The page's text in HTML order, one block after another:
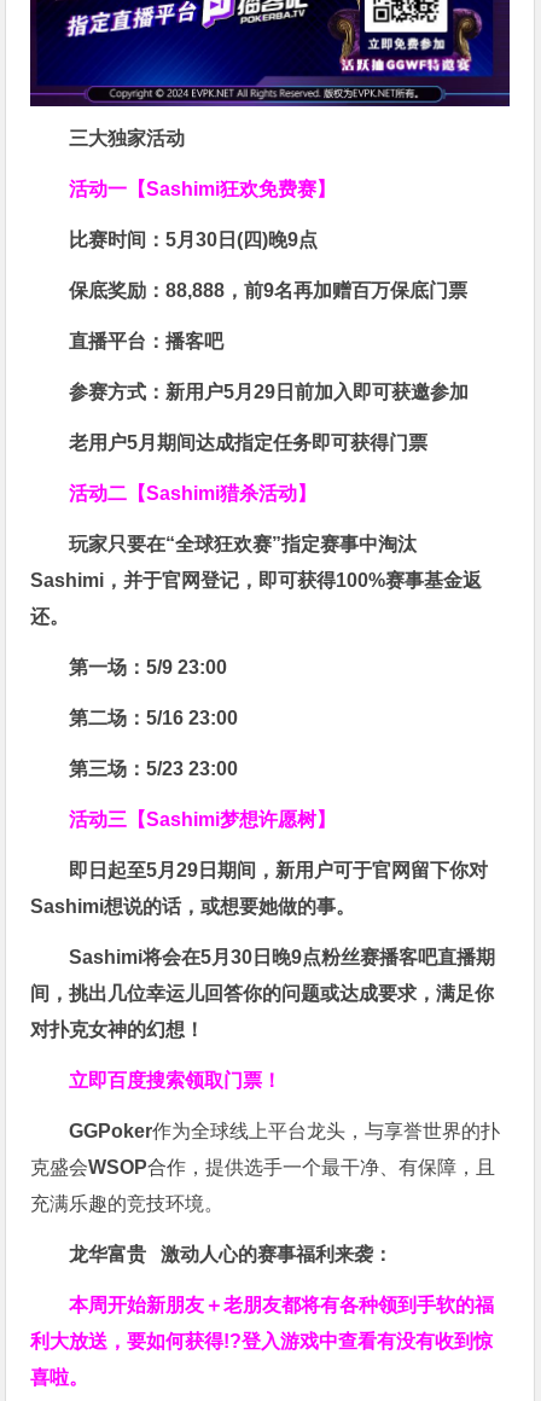
三大独家活动
活动一【Sashimi狂欢免费赛】
比赛时间：5月30日(四)晚9点
保底奖励：88,888 ，前9名再加赠百万保底门票
直播平台：播客吧
参赛方式：新用户5月29日前加入即可获邀参加
老用户5月期间达成指定任务即可获得门票
活动二【Sashimi猎杀活动】
玩家只要在“全球狂欢赛”指定赛事中淘汰
Sashimi，并于官网登记，即可获得100%赛事基金返
还。
第一场：5/9 23:00
第二场：5/16 23:00
第三场：5/23 23:00
活动三【Sashimi梦想许愿树】
即日起至5月29日期间，新用户可于官网留下你对
Sashimi想说的话，或想要她做的事。
Sashimi将会在5月30日晚9点粉丝赛播客吧直播期
间，挑出几位幸运儿回答你的问题或达成要求，满足你
对扑克女神的幻想 ！
立即百度搜索领取门票！
GGPoker作为全球线上平台龙头，与享誉世界的扑
克盛会WSOP合作，提供选手一个最干净、有保障，且
充满乐趣的竞技环境。
龙华富贵 激动人心的赛事福利来袭：
本周开始新朋友＋老朋友都将有各种领到手软的福
利大放送，要如何获得!?登入游戏中查看有没有收到惊
喜啦。